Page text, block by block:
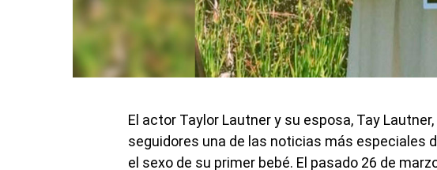
El actor Taylor Lautner y su esposa, Tay
seguidores una de las noticias más especiales
el sexo de su primer bebé. El pasado 26 de